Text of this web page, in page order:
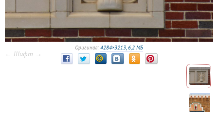
Оригинал: 4284×3213, 6,2 МБ
← Шифт →